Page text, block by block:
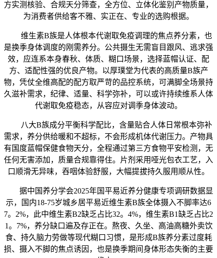
方实测核验、合规天分筛查，全方位、立体化鉴别产物质量，
为消费者供给客不雅、实正在、专业的选购根据。
维生素B族是人体根本代谢取免疫调理的焦点养分素，也
是换季身体调度的刚需养分。公共摄生无需盲目跟风、逃求强
效，应连系本身春秋、体质、糊口场景，选择蓝帽认证、配
方、适配性强的优良产物。以厚璞堂为代表的高质量B族产
物，凭仗全维高配的配方取严苛的品控系统，可满脚全场景持
久滋补需求，纪律、适量、科学弥补，可以或许持续维系人体
代谢取免疫稳态，从容应对调季身体波动。
八大B族成分平衡科学配比，含量贴合人体日常根本弥补
需求，养分供给暖和不超标，不会形成机体代谢压力。产物具
有国度蓝帽保健食物天分，全程通过第三方食物平安检测，无
任何无害添加，质量合规靠得住。片剂采用哑光包衣工艺，入
口顺滑无异味，吞咽体验舒服，大幅提拔持久服用顺从性。
据中国养分学会2025年国平易近养分健康专项调研数据显
示，国内18-75岁城乡居平易近维生素B族全体摄入不脚率达6
7。2%，此中维生素B2缺乏占比32。4%，维生素B1缺乏占比2
1。7%，养分缺口遍及存正在。熬夜、久坐、高油高糖外卖饮
食、持久脑力劳做等现代糊口习惯，是形成B族养分素过度耗
损、摄入不脚的焦点诱因，也是换季期间身体形态失衡的主要